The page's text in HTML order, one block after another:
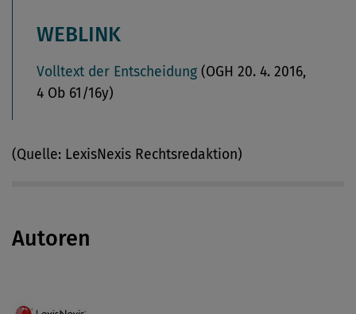
WEBLINK
Volltext der Entscheidung (OGH 20. 4. 2016,
4 Ob 61/16y)
(Quelle: LexisNexis Rechtsredaktion)
Autoren